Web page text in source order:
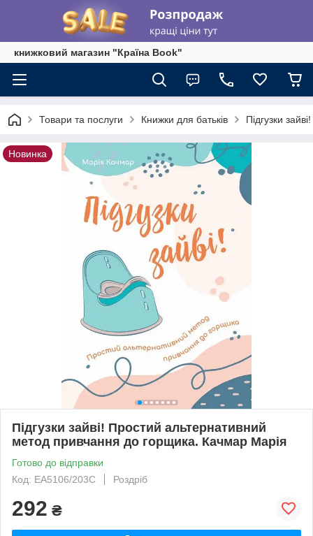
книжковий магазин "Країна Book"
Товари та послуги Книжки для батьків Підгузки
Новинка
Підгузки зайві! Простий альтернативний
метод привчання до горщика. Качмар Марія
Готово до відправки
Код: ЕА5106/203С
Роздріб
292 ₴